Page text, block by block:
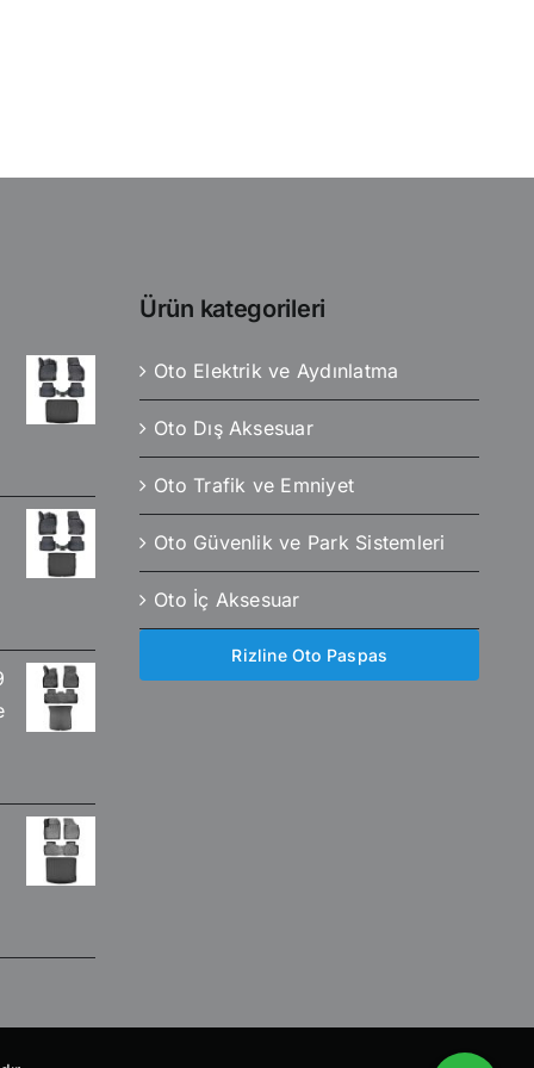
Ürün kategorileri
Oto Elektrik ve Aydınlatma
Oto Dış Aksesuar
Oto Trafik ve Emniyet
Oto Güvenlik ve Park Sistemleri
Oto İç Aksesuar
Rizline Oto Paspas